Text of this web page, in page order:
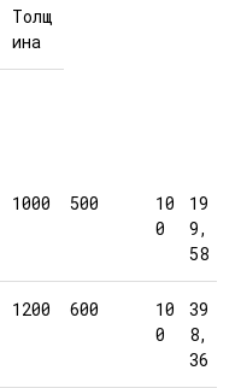
Толщ
ина
1000 500
10
0
19
9,
58
1200 600
10
0
39
8,
36